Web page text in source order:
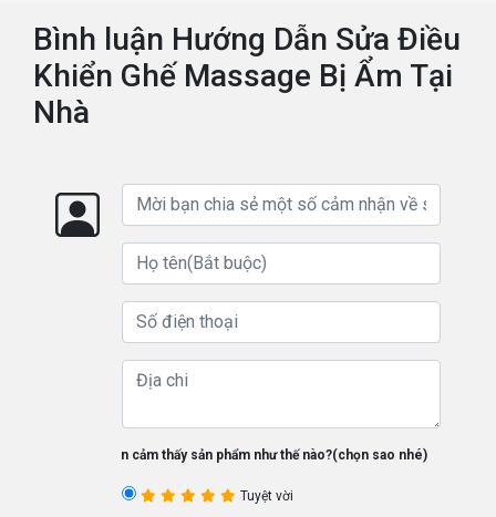
Bình luận Hướng Dẫn Sửa Điều
Khiển Ghế Massage Bị Ẩm Tại
Nhà
Bạn cảm thấy sản phẩm như thế nào?(chọn sao nhé)
Tuyệt vời